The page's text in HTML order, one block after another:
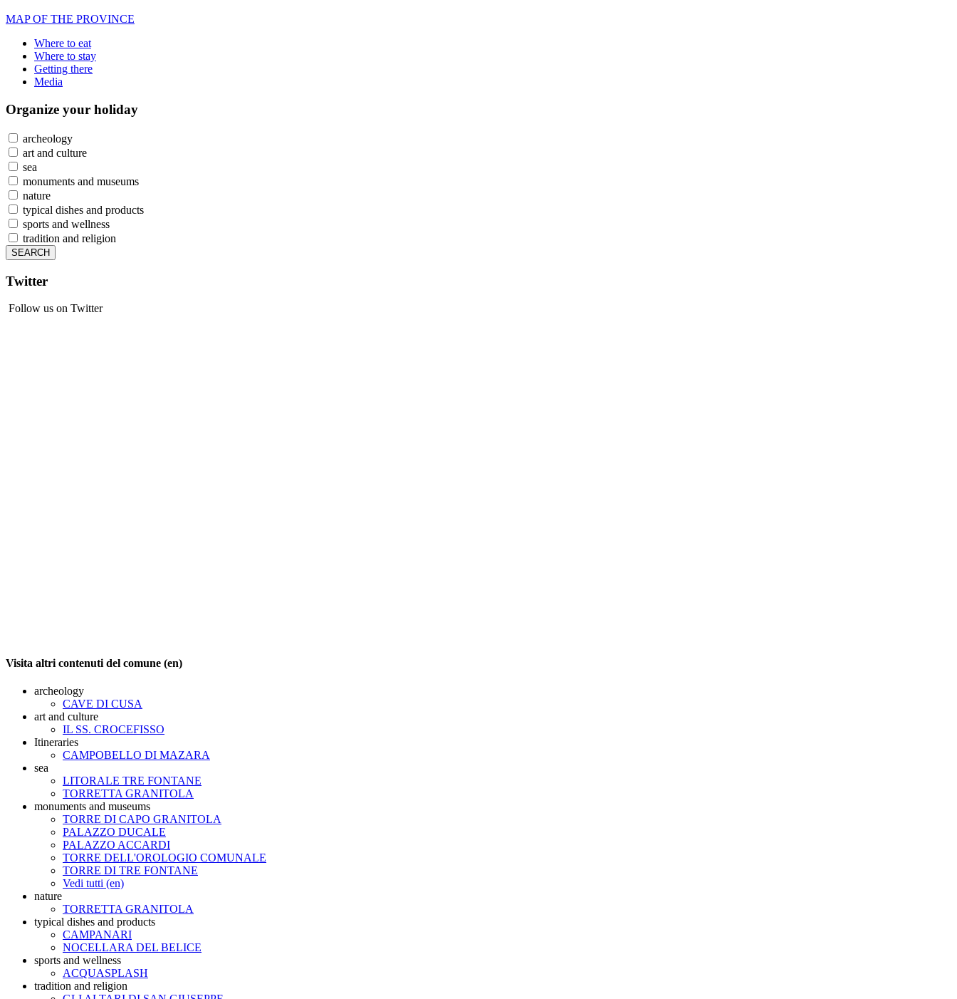
MAP OF THE PROVINCE
Where to eat
Where to stay
Getting there
Media
Organize your holiday
archeology
art and culture
sea
monuments and museums
nature
typical dishes and products
sports and wellness
tradition and religion
Twitter
Follow us on Twitter
Visita altri contenuti del comune (en)
archeology
CAVE DI CUSA
art and culture
IL SS. CROCEFISSO
Itineraries
CAMPOBELLO DI MAZARA
sea
LITORALE TRE FONTANE
TORRETTA GRANITOLA
monuments and museums
TORRE DI CAPO GRANITOLA
PALAZZO DUCALE
PALAZZO ACCARDI
TORRE DELL'OROLOGIO COMUNALE
TORRE DI TRE FONTANE
Vedi tutti (en)
nature
TORRETTA GRANITOLA
typical dishes and products
CAMPANARI
NOCELLARA DEL BELICE
sports and wellness
ACQUASPLASH
tradition and religion